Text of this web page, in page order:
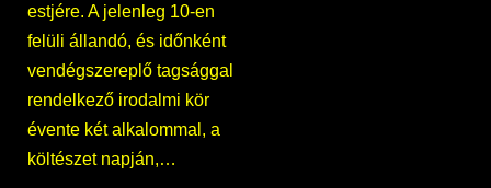
estjére. A jelenleg 10-en
felüli állandó, és időnként
vendégszereplő tagsággal
rendelkező irodalmi kör
évente két alkalommal, a
költészet napján,…